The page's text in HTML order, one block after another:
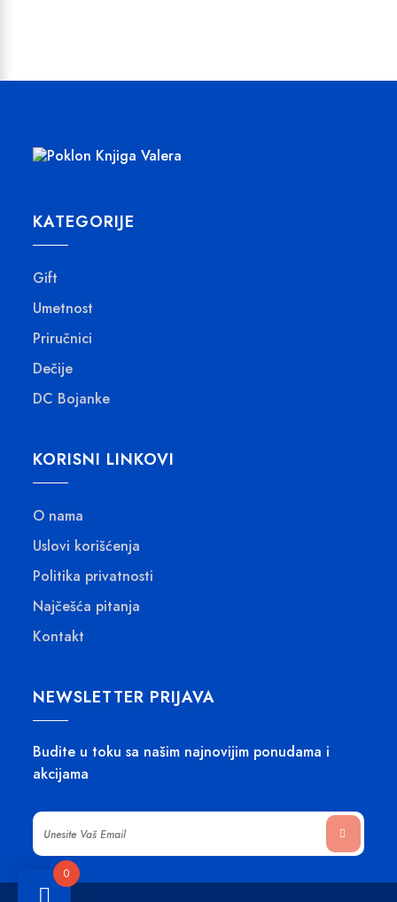
KATEGORIJE
Gift
Umetnost
Priručnici
Dečije
DC Bojanke
KORISNI LINKOVI
O nama
Uslovi korišćenja
Politika privatnosti
Najčešća pitanja
Kontakt
NEWSLETTER PRIJAVA
Budite u toku sa našim najnovijim ponudama i
akcijama
0